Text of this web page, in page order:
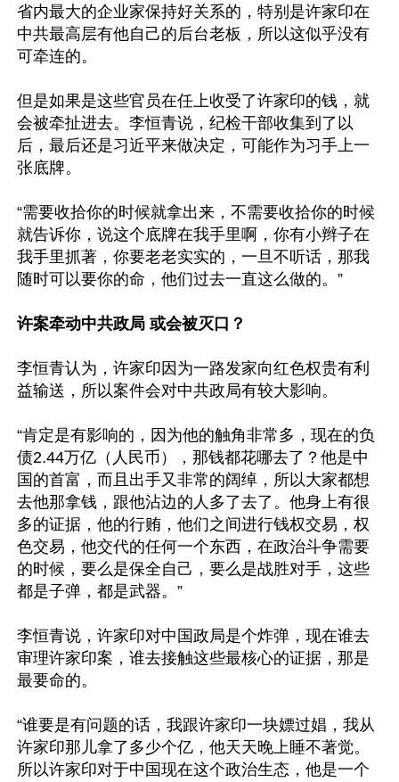
省内最大的企业家保持好关系的，特别是许家印在
中共最高层有他自己的后台老板，所以这似乎没有
可牵连的。
但是如果是这些官员在任上收受了许家印的钱，就
会被牵扯进去。李恒青说，纪检干部收集到了以
后，最后还是习近平来做决定，可能作为习手上一
张底牌。
“需要收拾你的时候就拿出来，不需要收拾你的时候
就告诉你，说这个底牌在我手里啊，你有小辫子在
我手里抓著，你要老老实实的，一旦不听话，那我
随时可以要你的命，他们过去一直这么做的。”
许案牵动中共政局 或会被灭口？
李恒青认为，许家印因为一路发家向红色权贵有利
益输送，所以案件会对中共政局有较大影响。
“肯定是有影响的，因为他的触角非常多，现在的负
债2.44万亿（人民币），那钱都花哪去了？他是中
国的首富，而且出手又非常的阔绰，所以大家都想
去他那拿钱，跟他沾边的人多了去了。他身上有很
多的证据，他的行贿，他们之间进行钱权交易，权
色交易，他交代的任何一个东西，在政治斗争需要
的时候，要么是保全自己，要么是战胜对手，这些
都是子弹，都是武器。”
李恒青说，许家印对中国政局是个炸弹，现在谁去
审理许家印案，谁去接触这些最核心的证据，那是
最要命的。
“谁要是有问题的话，我跟许家印一块嫖过娼，我从
许家印那儿拿了多少个亿，他天天晚上睡不著觉。
所以许家印对于中国现在这个政治生态，他是一个